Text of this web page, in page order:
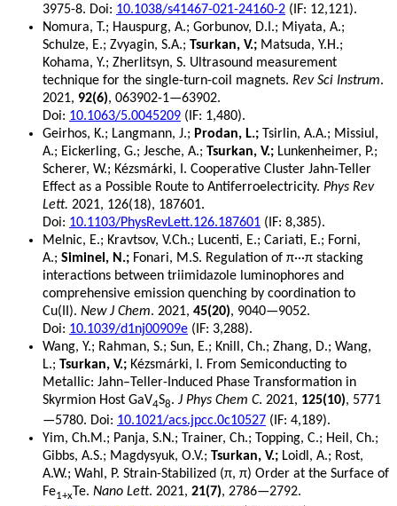
3975-8. Doi: 10.1038/s41467-021-24160-2 (IF: 12,121).
Nomura, T.; Hauspurg, A.; Gorbunov, D.I.; Miyata, A.;
Schulze, E.; Zvyagin, S.A.; Tsurkan, V.; Matsuda, Y.H.;
Kohama, Y.; Zherlitsyn, S. Ultrasound measurement
technique for the single-turn-coil magnets. Rev Sci Instrum.
2021, 92(6), 063902-1—63902.
Doi: 10.1063/5.0045209 (IF: 1,480).
Geirhos, K.; Langmann, J.; Prodan, L.; Tsirlin, A.A.; Missiul,
A.; Eickerling, G.; Jesche, A.; Tsurkan, V.; Lunkenheimer, P.;
Scherer, W.; Kézsmárki, I. Cooperative Cluster Jahn-Teller
Effect as a Possible Route to Antiferroelectricity. Phys Rev
Lett. 2021, 126(18), 187601.
Doi: 10.1103/PhysRevLett.126.187601 (IF: 8,385).
Melnic, E.; Kravtsov, V.Ch.; Lucenti, E.; Cariati, E.; Forni,
A.; Siminel, N.; Fonari, M.S. Regulation of π···π stacking
interactions between triimidazole luminophores and
comprehensive emission quenching by coordination to
Cu(II). New J Chem. 2021, 45(20), 9040—9052.
Doi: 10.1039/d1nj00909e (IF: 3,288).
Wang, Y.; Rahman, S.; Sun, E.; Knill, Ch.; Zhang, D.; Wang,
L.; Tsurkan, V.; Kézsmárki, I. From Semiconducting to
Metallic: Jahn–Teller-Induced Phase Transformation in
Skyrmion Host GaV4S8. J Phys Chem C. 2021, 125(10), 5771
—5780. Doi: 10.1021/acs.jpcc.0c10527 (IF: 4,189).
Yim, Ch.M.; Panja, S.N.; Trainer, Ch.; Topping, C.; Heil, Ch.;
Gibbs, A.S.; Magdysyuk, O.V.; Tsurkan, V.; Loidl, A.; Rost,
A.W.; Wahl, P. Strain-Stabilized (π, π) Order at the Surface of
Fe1+xTe. Nano Lett. 2021, 21(7), 2786—2792.